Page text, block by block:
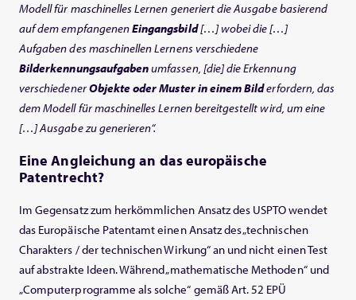
Modell für maschinelles Lernen generiert die Ausgabe basierend
auf dem empfangenenEingangsbild[…] wobei die […]
Aufgaben des maschinellen Lernens verschiedene
Bilderkennungsaufgabenumfassen, [die] die Erkennung
verschiedenerObjekte oder Muster in einem Bilderfordern, das
dem Modell für maschinelles Lernen bereitgestellt wird, um eine
[…] Ausgabe zu generieren“.
Eine Angleichung an das europäische
Patentrecht?
Im Gegensatz zum herkömmlichen Ansatz des USPTO wendet
das Europäische Patentamt einen Ansatz des „technischen
Charakters / der technischen Wirkung“ an und nicht einen Test
auf abstrakte Ideen. Während „mathematische Methoden“ und
„Computerprogramme als solche“ gemäß Art. 52 EPÜ